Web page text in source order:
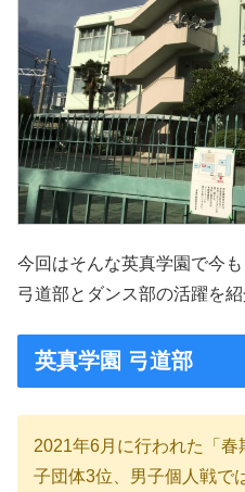
今回はそんな英真学園で今
弓道部とダンス部の活躍を
英真学園 弓道部
2021年6月に行われた「
子団体3位、男子個人戦で